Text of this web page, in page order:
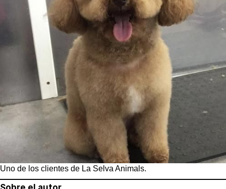
Uno de los clientes de La Selva Animals.